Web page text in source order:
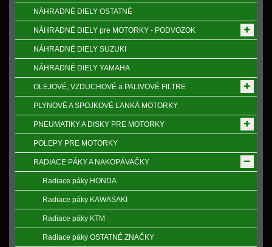
NÁHRADNÉ DIELY OSTATNÉ
NÁHRADNÉ DIELY pre MOTORKY - PODVOZOK
NÁHRADNÉ DIELY SUZUKI
NÁHRADNÉ DIELY YAMAHA
OLEJOVÉ, VZDUCHOVÉ a PALIVOVÉ FILTRE
PLYNOVÉ A SPOJKOVÉ LANKÁ MOTORKY
PNEUMATIKY A DISKY PRE MOTORKY
POLEPY PRE MOTORKY
RADIACE PÁKY A NAKOPÁVAČKY
Radiace páky HONDA
Radiace páky KAWASAKI
Radiace páky KTM
Radiace páky OSTATNÉ ZNAČKY